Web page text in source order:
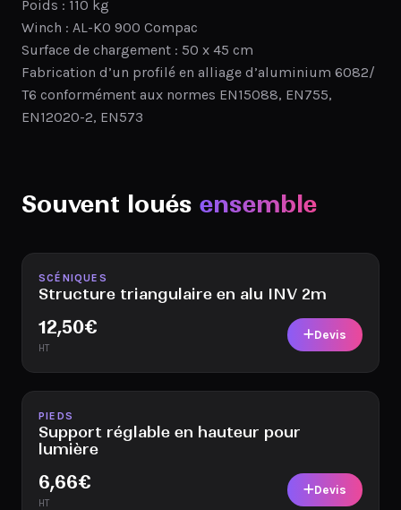
Poids : 110 kg
Winch : AL-KO 900 Compac
Surface de chargement : 50 x 45 cm
Fabrication d’un profilé en alliage d’aluminium 6082/
T6 conformément aux normes EN15088, EN755,
EN12020-2, EN573
Souvent loués ensemble
Disponible
SCÉNIQUES
Structure triangulaire en alu INV 2m
12,50€
HT
Devis
Disponible
PIEDS
Support réglable en hauteur pour
lumière
6,66€
HT
Devis